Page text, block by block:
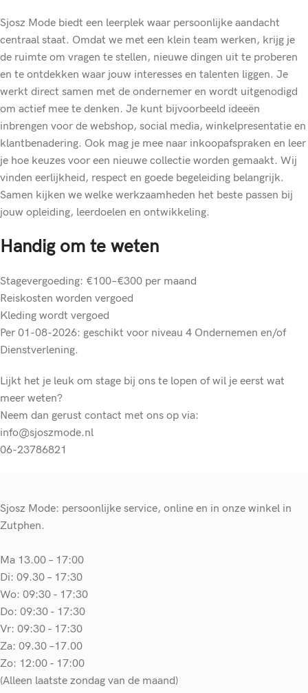
Sjosz Mode biedt een leerplek waar persoonlijke aandacht
centraal staat. Omdat we met een klein team werken, krijg je
de ruimte om vragen te stellen, nieuwe dingen uit te proberen
en te ontdekken waar jouw interesses en talenten liggen. Je
werkt direct samen met de ondernemer en wordt uitgenodigd
om actief mee te denken. Je kunt bijvoorbeeld ideeën
inbrengen voor de webshop, social media, winkelpresentatie en
klantbenadering. Ook mag je mee naar inkoopafspraken en leer
je hoe keuzes voor een nieuwe collectie worden gemaakt. Wij
vinden eerlijkheid, respect en goede begeleiding belangrijk.
Samen kijken we welke werkzaamheden het beste passen bij
jouw opleiding, leerdoelen en ontwikkeling.
Handig om te weten
Stagevergoeding: €100–€300 per maand
Reiskosten worden vergoed
Kleding wordt vergoed
Per 01-08-2026: geschikt voor niveau 4 Ondernemen en/of
Dienstverlening.
Lijkt het je leuk om stage bij ons te lopen of wil je eerst wat
meer weten?
Neem dan gerust contact met ons op via:
info@sjoszmode.nl
06-23786821
Sjosz Mode: persoonlijke service, online en in onze winkel in
Zutphen.
Ma 13.00 – 17:00
Di: 09.30 – 17:30
Wo: 09:30 - 17:30
Do: 09:30 - 17:30
Vr: 09:30 - 17:30
Za: 09.30 –17.00
Zo: 12:00 - 17:00
(Alleen laatste zondag van de maand)